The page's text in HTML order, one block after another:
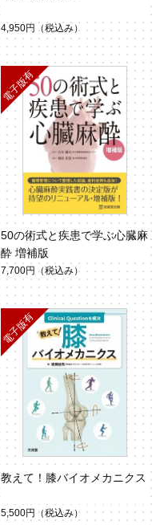
4,950円 （税込み）
50の術式と疾患で学ぶ心臓麻
酔 増補版
7,700円 （税込み）
教えて！膝バイオメカニクス
5,500円 （税込み）